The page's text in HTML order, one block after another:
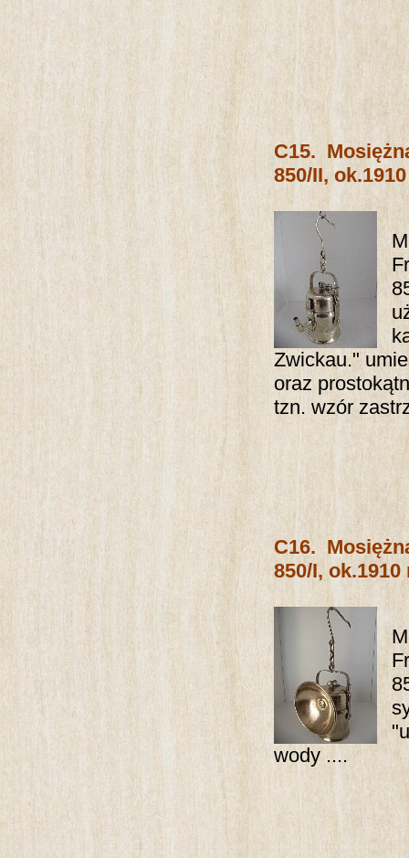
C15.
850/II,
Zwickau."
oraz
tzn. wzór
C16.
850/I,
wody ....